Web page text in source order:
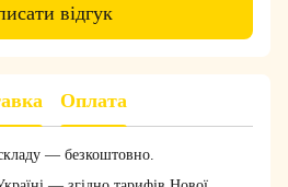
відгук
Оплата
— безкоштовно.